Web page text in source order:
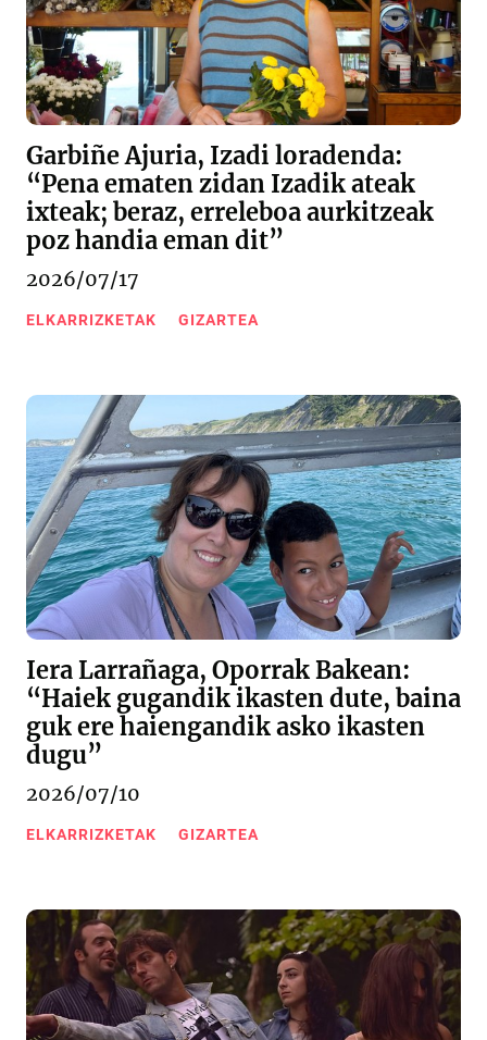
Garbiñe Ajuria, Izadi loradenda:
“Pena ematen zidan Izadik ateak
ixteak; beraz, erreleboa aurkitzeak
poz handia eman dit”
2026/07/17
ELKARRIZKETAK GIZARTEA
Iera Larrañaga, Oporrak Bakean:
“Haiek gugandik ikasten dute, baina
guk ere haiengandik asko ikasten
dugu”
2026/07/10
ELKARRIZKETAK GIZARTEA